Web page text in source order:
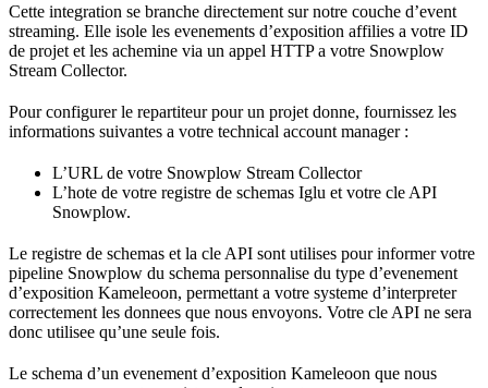
Cette integration se branche directement sur notre couche d’event
streaming. Elle isole les evenements d’exposition affilies a votre ID
de projet et les achemine via un appel HTTP a votre Snowplow
Stream Collector.
Pour configurer le repartiteur pour un projet donne, fournissez les
informations suivantes a votre technical account manager :
L’URL de votre Snowplow Stream Collector
L’hote de votre registre de schemas Iglu et votre cle API
Snowplow.
Le registre de schemas et la cle API sont utilises pour informer votre
pipeline Snowplow du schema personnalise du type d’evenement
d’exposition Kameleoon, permettant a votre systeme d’interpreter
correctement les donnees que nous envoyons. Votre cle API ne sera
donc utilisee qu’une seule fois.
Le schema d’un evenement d’exposition Kameleoon que nous